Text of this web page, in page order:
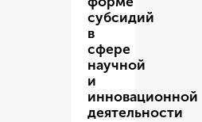
субсидий
в
сфере
научной
и
инновационной
деятельности